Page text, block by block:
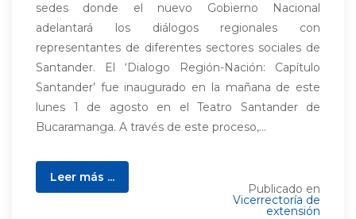
sedes donde el nuevo Gobierno Nacional
adelantará los diálogos regionales con
representantes de diferentes sectores sociales de
Santander. El ‘Dialogo Región-Nación: Capítulo
Santander’ fue inaugurado en la mañana de este
lunes 1 de agosto en el Teatro Santander de
Bucaramanga. A través de este proceso,...
Leer más ...
Publicado en
Vicerrectoría de
extensión